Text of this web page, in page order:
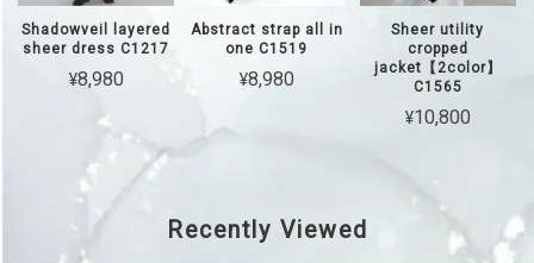
Shadowveil layered
sheer dress C1217
¥8,980
Abstract strap all in
one C1519
¥8,980
Sheer utility
cropped
jacket【2color】
C1565
¥10,800
Recently Viewed